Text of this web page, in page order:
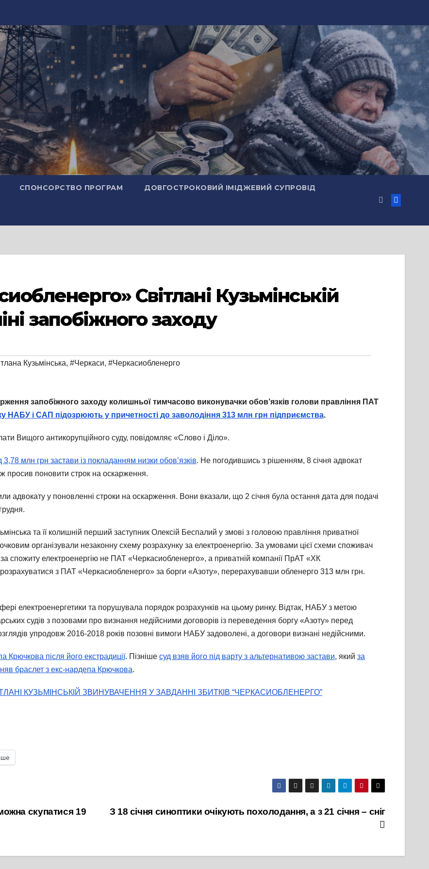
СПОНСОРСТВО ПРОГРАМ ДОВГОСТРОКОВИЙ ІМІДЖЕВИЙ СУПРОВІД
Світлані Кузьмінській
запобіжного заходу
Кузьмінська, #Черкаси, #Черкасиобленерго
запобіжного заходу колишньої тимчасово виконувачки обов’язків голови правління ПАТ
НАБУ і САП підозрюють у причетності до заволодіння 313 млн грн підприємства.
Вищого антикорупційного суду, повідомляє «Слово і Діло».
3,78 млн грн застави із покладанням низки обов’язків. Не погодившись з рішенням, 8 січня адвокат
просив поновити строк на оскарження.
адвокату у поновленні строки на оскарження. Вони вказали, що 2 січня була остання дата для подачі
та її колишній перший заступник Олексій Беспалий у змові з головою правління приватної
організували незаконну схему розрахунку за електроенергію. За умовами цієї схеми споживач
спожиту електроенергію не ПАТ «Черкасиобленерго», а приватній компанії ПрАТ «ХК
з ПАТ «Черкасиобленерго» за борги «Азоту», перерахувавши обленерго 313 млн грн.
електроенергетики та порушувала порядок розрахунків на цьому ринку. Відтак, НАБУ з метою
судів з позовами про визнання недійсними договорів із переведення боргу «Азоту» перед
упродовж 2016-2018 років позовні вимоги НАБУ задоволені, а договори визнані недійсними.
після його екстрадиції. Пізніше суд взяв його під варту з альтернативою застави, який за
браслет з екс-нардепа Крючкова.
КУЗЬМІНСЬКІЙ ЗВИНУВАЧЕННЯ У ЗАВДАННІ ЗБИТКІВ “ЧЕРКАСИОБЛЕНЕРГО”
З 18 січня синоптики очікують похолодання, а з 21 січня – сніг
скупатися 19